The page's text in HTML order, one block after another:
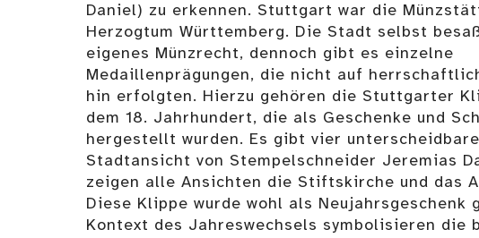
Daniel) zu erkennen. Stuttgart war die
Herzogtum Württemberg. Die Stadt selbst
eigenes Münzrecht, dennoch gibt es einzelne
Medaillenprägungen, die nicht auf
hin erfolgten. Hierzu gehören die Stuttgarter
dem 18. Jahrhundert, die als Geschenke und
hergestellt wurden. Es gibt vier
Stadtansicht von Stempelschneider Jeremias
zeigen alle Ansichten die Stiftskirche und das
Diese Klippe wurde wohl als Neujahrsgeschenk
Kontext des Jahreswechsels symbolisieren die